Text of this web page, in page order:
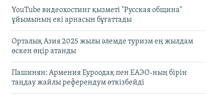
YouTube видеохостинг қызметі "Русская община"
ұйымының екі арнасын бұғаттады
Орталық Азия 2025 жылы әлемде туризм ең жылдам
өскен өңір атанды
Пашинян: Армения Еуроодақ пен ЕАЭО-ның бірін
таңдау жайлы референдум өткізбейді